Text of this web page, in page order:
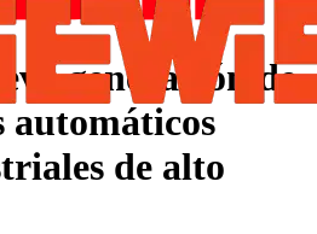
generación de
de alto